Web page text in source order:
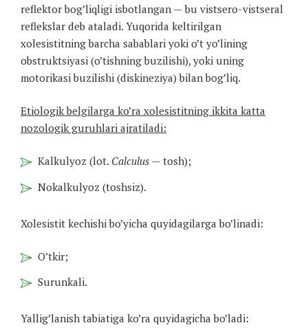
reflektor bog’liqligi isbotlangan — bu vistsero-vistseral
reflekslar deb ataladi. Yuqorida keltirilgan
xolesistitning barcha sabablari yoki o’t yo’lining
obstruktsiyasi (o’tishning buzilishi), yoki uning
motorikasi buzilishi (diskineziya) bilan bog’liq.
Etiologik belgilarga ko’ra xolesistitning ikkita katta
nozologik guruhlari ajratiladi:
Kalkulyoz (lot. Calculus — tosh);
Nokalkulyoz (toshsiz).
Xolesistit kechishi bo’yicha quyidagilarga bo’linadi:
O’tkir;
Surunkali.
Yallig’lanish tabiatiga ko’ra quyidagicha bo’ladi: